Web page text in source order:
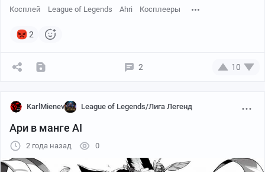
Косплей League of Legends Ahri Косплееры
2
2 10
KarlMienev League of Legends/Лига Легенд
Ари в манге AI
2 года назад 0